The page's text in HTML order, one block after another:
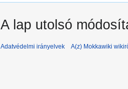
A lap utolsó
Adatvédelmi irányelvek A(z) Mokkawiki